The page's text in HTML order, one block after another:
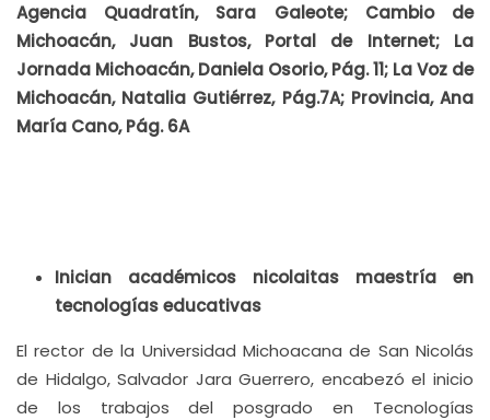
Agencia Quadratín, Sara Galeote; Cambio de
Michoacán, Juan Bustos, Portal de Internet; La
Jornada Michoacán, Daniela Osorio, Pág. 11; La Voz de
Michoacán, Natalia Gutiérrez, Pág.7A; Provincia, Ana
María Cano, Pág. 6A
Inician académicos nicolaitas maestría en
tecnologías educativas
El rector de la Universidad Michoacana de San Nicolás
de Hidalgo, Salvador Jara Guerrero, encabezó el inicio
de los trabajos del posgrado en Tecnologías